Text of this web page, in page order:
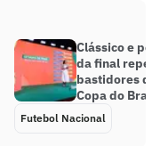
Clássico e
da final
bastidores
Copa do Brasil
Futebol Nacional